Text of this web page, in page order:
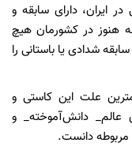
ایران، دارای سابقه و
هنوز در کشورمان هیچ
شدادی یا باستانی را
علت این کاستی و
عالم_ دانش‌آموخته_ و
دانست.